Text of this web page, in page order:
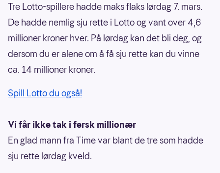
Tre Lotto-spillere hadde maks flaks lørdag 7. mars.
De hadde nemlig sju rette i Lotto og vant over 4,6
millioner kroner hver. På lørdag kan det bli deg, og
dersom du er alene om å få sju rette kan du vinne
ca. 14 millioner kroner.
Spill Lotto du også!
Vi får ikke tak i fersk millionær
En glad mann fra Time var blant de tre som hadde
sju rette lørdag kveld.